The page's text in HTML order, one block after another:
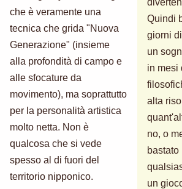
che è veramente una
tecnica che grida "Nuova
Generazione" (insieme
alla profondità di campo e
alle sfocature da
movimento), ma soprattutto
per la personalità artistica
molto netta. Non è
qualcosa che si vede
spesso al di fuori del
territorio nipponico.
Quindi
giorni
un
in mesi
alta
no, o
un